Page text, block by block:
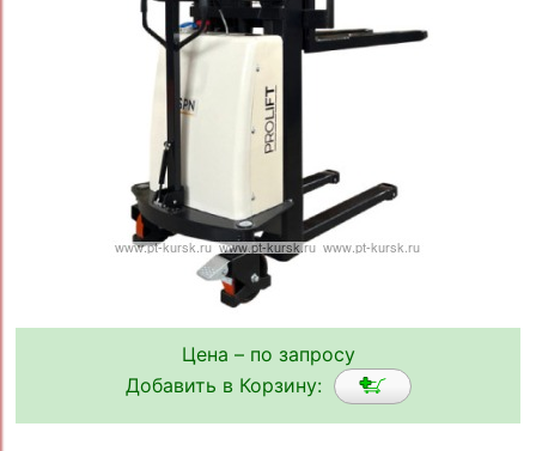
Цена – по запросу
Добавить в Корзину: